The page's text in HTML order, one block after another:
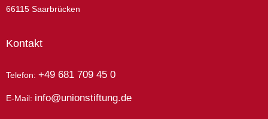
66115 Saarbrücken
Kontakt
Telefon: +49 681 709 45 0
E-Mail: info@unionstiftung.de